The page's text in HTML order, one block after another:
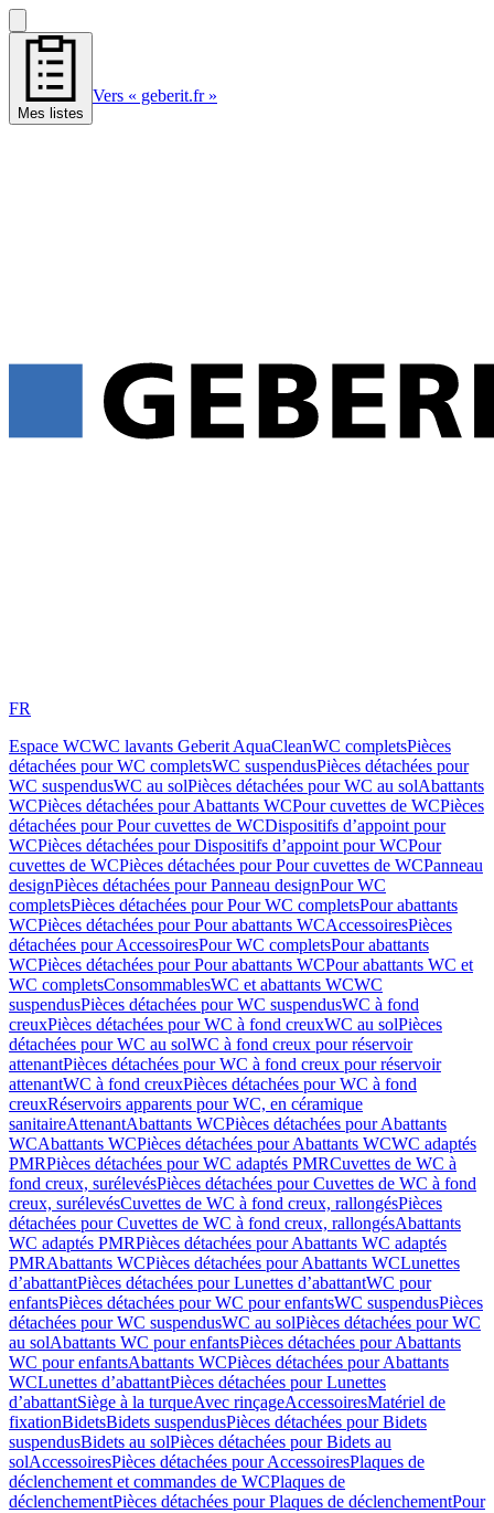
Mes listes
Vers « geberit.fr »
FR
Espace WCWC lavants Geberit AquaCleanWC completsPièces
détachées pour WC completsWC suspendusPièces détachées pour
WC suspendusWC au solPièces détachées pour WC au solAbattants
WCPièces détachées pour Abattants WCPour cuvettes de WCPièces
détachées pour Pour cuvettes de WCDispositifs d’appoint pour
WCPièces détachées pour Dispositifs d’appoint pour WCPour
cuvettes de WCPièces détachées pour Pour cuvettes de WCPanneau
designPièces détachées pour Panneau designPour WC
completsPièces détachées pour Pour WC completsPour abattants
WCPièces détachées pour Pour abattants WCAccessoiresPièces
détachées pour AccessoiresPour WC completsPour abattants
WCPièces détachées pour Pour abattants WCPour abattants WC et
WC completsConsommablesWC et abattants WCWC
suspendusPièces détachées pour WC suspendusWC à fond
creuxPièces détachées pour WC à fond creuxWC au solPièces
détachées pour WC au solWC à fond creux pour réservoir
attenantPièces détachées pour WC à fond creux pour réservoir
attenantWC à fond creuxPièces détachées pour WC à fond
creuxRéservoirs apparents pour WC, en céramique
sanitaireAttenantAbattants WCPièces détachées pour Abattants
WCAbattants WCPièces détachées pour Abattants WCWC adaptés
PMRPièces détachées pour WC adaptés PMRCuvettes de WC à
fond creux, surélevésPièces détachées pour Cuvettes de WC à fond
creux, surélevésCuvettes de WC à fond creux, rallongésPièces
détachées pour Cuvettes de WC à fond creux, rallongésAbattants
WC adaptés PMRPièces détachées pour Abattants WC adaptés
PMRAbattants WCPièces détachées pour Abattants WCLunettes
d’abattantPièces détachées pour Lunettes d’abattantWC pour
enfantsPièces détachées pour WC pour enfantsWC suspendusPièces
détachées pour WC suspendusWC au solPièces détachées pour WC
au solAbattants WC pour enfantsPièces détachées pour Abattants
WC pour enfantsAbattants WCPièces détachées pour Abattants
WCLunettes d’abattantPièces détachées pour Lunettes
d’abattantSiège à la turqueAvec rinçageAccessoiresMatériel de
fixationBidetsBidets suspendusPièces détachées pour Bidets
suspendusBidets au solPièces détachées pour Bidets au
solAccessoiresPièces détachées pour AccessoiresPlaques de
déclenchement et commandes de WCPlaques de
déclenchementPièces détachées pour Plaques de déclenchementPour